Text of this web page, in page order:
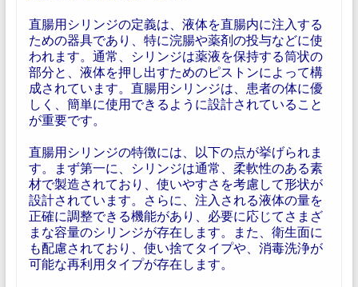
直腸用シリンジの定義は、液体を直腸内に注入する
ための器具であり、特に浣腸や薬剤の投与などに使
われます。通常、シリンジは薬液を保持する筒状の
部分と、液体を押し出すためのピストンによって構
成されています。直腸用シリンジは、患者の体に優
しく、簡単に使用できるように設計されていること
が重要です。
直腸用シリンジの特徴には、以下の点が挙げられま
す。まず第一に、シリンジは通常、柔軟性のある素
材で製造されており、使いやすさを考慮して形状が
設計されています。さらに、注入される液体の量を
正確に調整できる機能があり、必要に応じてさまざ
まな容量のシリンジが存在します。また、衛生面に
も配慮されており、使い捨てタイプや、消毒洗浄が
可能な再利用タイプが存在します。